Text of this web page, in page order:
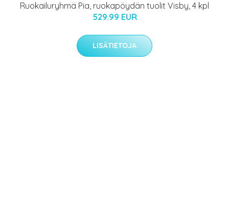
Ruokailuryhmä Pia, ruokapöydän tuolit Visby, 4 kpl
529.99 EUR
LISÄTIETOJA